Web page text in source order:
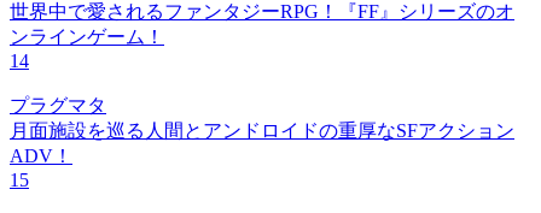
世界中で愛されるファンタジーRPG！『FF』シリーズのオ
ンラインゲーム！
14
プラグマタ
月面施設を巡る人間とアンドロイドの重厚なSFアクション
ADV！
15